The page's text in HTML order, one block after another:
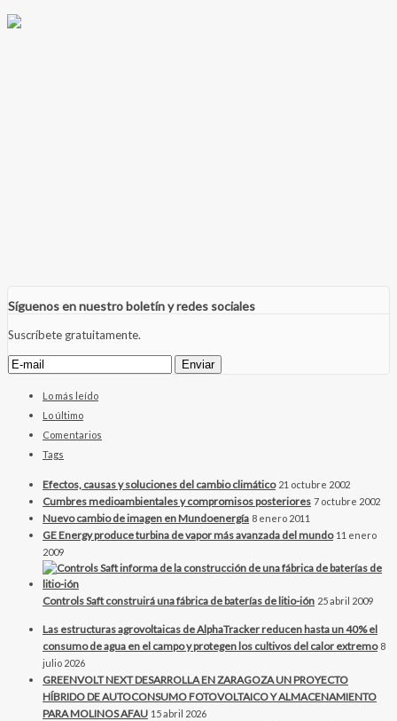
Síguenos en nuestro boletín y redes sociales
Suscríbete gratuitamente.
Lo más leído
Lo último
Comentarios
Tags
Efectos, causas y soluciones del cambio climático 21 octubre 2002
Cumbres medioambientales y compromisos posteriores 7 octubre 2002
Nuevo cambio de imagen en Mundoenergía 8 enero 2011
GE Energy produce turbina de vapor más avanzada del mundo 11 enero
2009
Controls Saft construirá una fábrica de baterías de litio-ión 25 abril 2009
Las estructuras agrovoltaicas de AlphaTracker reducen hasta un 40% el
consumo de agua en el campo y protegen los cultivos del calor extremo 8
julio 2026
GREENVOLT NEXT DESARROLLA EN ZARAGOZA UN PROYECTO
HÍBRIDO DE AUTOCONSUMO FOTOVOLTAICO Y ALMACENAMIENTO
PARA MOLINOS AFAU 15 abril 2026